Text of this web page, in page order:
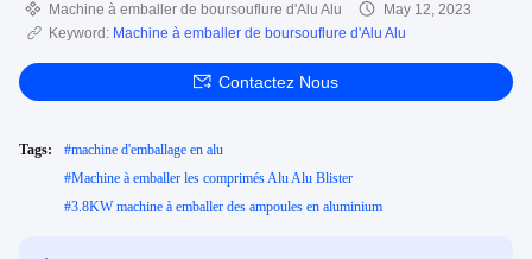
Machine à emballer de boursouflure d'Alu Alu
May 12, 2023
Keyword: Machine à emballer de boursouflure d'Alu Alu
Contactez Nous
Tags: #machine d'emballage en alu
#Machine à emballer les comprimés Alu Alu Blister
#3.8KW machine à emballer des ampoules en aluminium